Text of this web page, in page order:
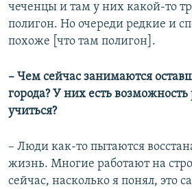
чеченцы и там у них какой-то
полигон. Но очереди редкие и
похоже [что там полигон].
– Чем сейчас занимаются
города? У них есть возможность
учиться?
– Люди как-то пытаются
жизнь. Многие работают на
сейчас, насколько я понял, это